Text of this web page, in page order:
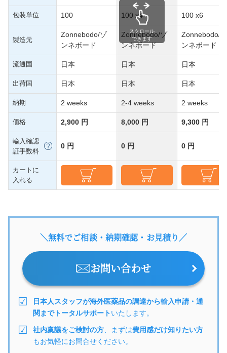
包装単位 100 100 x4 100 x6
製造元
Zonnebodo/ゾ
ンネボード
Zonnebodo/ゾ
ンネボード
Zonnebodo/ゾ
ンネボード
流通国 日本 日本 日本
出荷国 日本 日本 日本
納期 2 weeks 2-4 weeks 2 weeks
価格 2,900 円 8,000 円 9,300 円
輸入確認
証手数料
0 円 0 円 0 円
カートに
入れる
スクロール
できます
＼無料でご相談・納期確認・お見積り／
お問い合わせ
日本人スタッフが海外医薬品の調達から輸入申請・通
関までトータルサポートいたします。
社内稟議をご検討の方 、まずは費用感だけ知りたい方
もお気軽にお問合せください。